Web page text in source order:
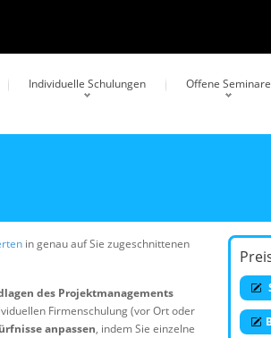
Individuelle Schulungen Offene Seminare
in genau auf Sie zugeschnittenen
des Projektmanagements
Firmenschulung (vor Ort oder
anpassen, indem Sie einzelne